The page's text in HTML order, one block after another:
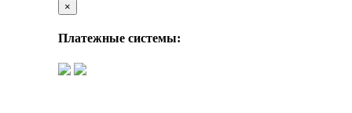
×
Платежные системы: